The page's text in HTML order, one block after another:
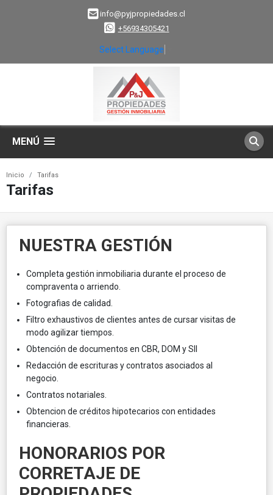
info@pyjpropiedades.cl
+56934305421
Select Language
MENÚ
Inicio Tarifas
Tarifas
NUESTRA GESTIÓN
Completa gestión inmobiliaria durante el proceso de
compraventa o arriendo.
Fotografias de calidad.
Filtro exhaustivos de clientes antes de cursar visitas de
modo agilizar tiempos.
Obtención de documentos en CBR, DOM y SII
Redacción de escrituras y contratos asociados al
negocio.
Contratos notariales.
Obtencion de créditos hipotecarios con entidades
financieras.
HONORARIOS POR
CORRETAJE DE